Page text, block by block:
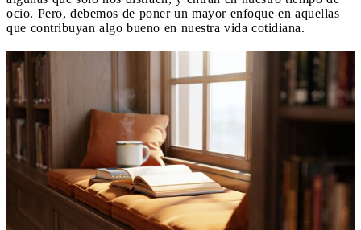
ocio. Pero, debemos de poner un mayor enfoque en aquellas
que contribuyan algo bueno en nuestra vida cotidiana.